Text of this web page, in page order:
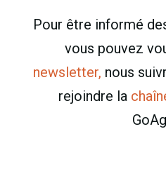
Pour être informé
vous pouvez
newsletter, nous
rejoindre la